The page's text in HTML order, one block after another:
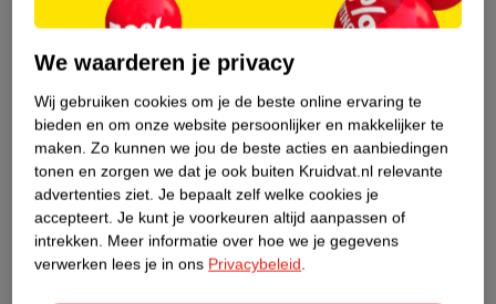
Productinformatie
Etiketinformatie
Nature Impact Score
Dit product heeft (nog) geen Nature
Impact Score.
Meer informatie
We waarderen je privacy
Wij gebruiken cookies om je de beste online ervaring te
bieden en om onze website persoonlijker en makkelijker te
maken. Zo kunnen we jou de beste acties en aanbiedingen
tonen en zorgen we dat je ook buiten Kruidvat.nl relevante
advertenties ziet. Je bepaalt zelf welke cookies je
accepteert. Je kunt je voorkeuren altijd aanpassen of
intrekken. Meer informatie over hoe we je gegevens
verwerken lees je in ons Privacybeleid.